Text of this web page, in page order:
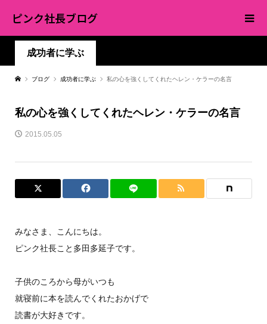
ピンク社長ブログ
成功者に学ぶ
ブログ 成功者に学ぶ 私の心を強くしてくれたヘレン・ケラーの名言
私の心を強くしてくれたヘレン・ケラーの名言
2015.05.05
みなさま、こんにちは。
ピンク社長こと多田多延子です。
子供のころから母がいつも
就寝前に本を読んでくれたおかげで
読書が大好きです。